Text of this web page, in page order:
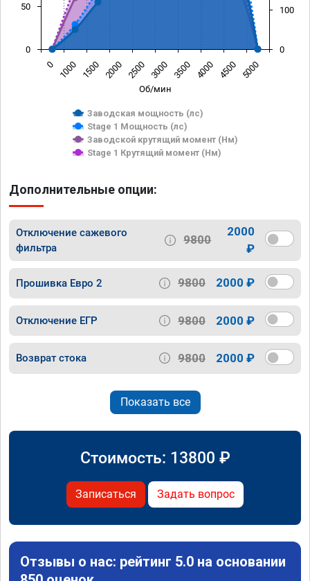
Об/мин
Заводская мощность (лс)
Stage 1 Мощность (лс)
Заводской крутящий момент (Нм)
Stage 1 Крутящий момент (Нм)
0 1000 1500 2000 2500 3000 3500 4000 4500 5000
0
50
0
100
Дополнительные опции:
Отключение сажевого
фильтра
9800
2000
₽
Прошивка Евро 2 9800 2000 ₽
Отключение ЕГР 9800 2000 ₽
Возврат стока 9800 2000 ₽
Показать все
Стоимость: 13800 ₽
Записаться Задать вопрос
Отзывы о нас: рейтинг 5.0 на основании